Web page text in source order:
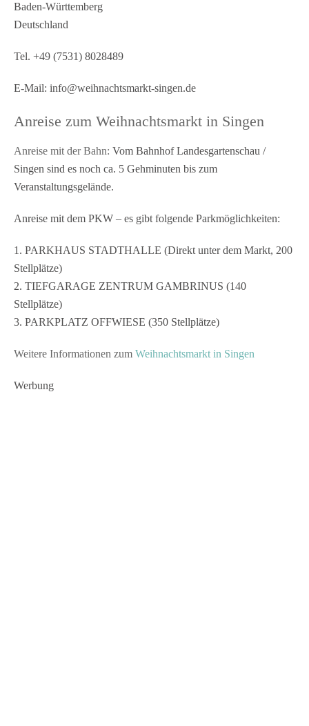
Baden-Württemberg
Deutschland
Tel. +49 (7531) 8028489
E-Mail: info@weihnachtsmarkt-singen.de
Anreise zum Weihnachtsmarkt in Singen
Anreise mit der Bahn: Vom Bahnhof Landesgartenschau /
Singen sind es noch ca. 5 Gehminuten bis zum
Veranstaltungsgelände.
Anreise mit dem PKW – es gibt folgende Parkmöglichkeiten:
1. PARKHAUS STADTHALLE (Direkt unter dem Markt, 200
Stellplätze)
2. TIEFGARAGE ZENTRUM GAMBRINUS (140
Stellplätze)
3. PARKPLATZ OFFWIESE (350 Stellplätze)
Weitere Informationen zum Weihnachtsmarkt in Singen
Werbung